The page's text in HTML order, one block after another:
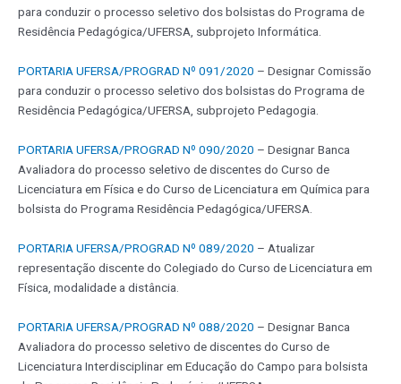
para conduzir o processo seletivo dos bolsistas do Programa de
Residência Pedagógica/UFERSA, subprojeto Informática.
PORTARIA UFERSA/PROGRAD Nº 091/2020 – Designar Comissão
para conduzir o processo seletivo dos bolsistas do Programa de
Residência Pedagógica/UFERSA, subprojeto Pedagogia.
PORTARIA UFERSA/PROGRAD Nº 090/2020 – Designar Banca
Avaliadora do processo seletivo de discentes do Curso de
Licenciatura em Física e do Curso de Licenciatura em Química para
bolsista do Programa Residência Pedagógica/UFERSA.
PORTARIA UFERSA/PROGRAD Nº 089/2020 – Atualizar
representação discente do Colegiado do Curso de Licenciatura em
Física, modalidade a distância.
PORTARIA UFERSA/PROGRAD Nº 088/2020 – Designar Banca
Avaliadora do processo seletivo de discentes do Curso de
Licenciatura Interdisciplinar em Educação do Campo para bolsista